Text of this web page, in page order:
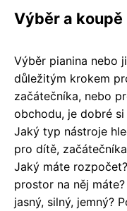
Výběr a koupě
Výběr pianina nebo
důležitým krokem
začátečníka, nebo
obchodu, je dobré
Jaký typ nástroje
pro dítě,
Jaký máte
prostor na něj
jasný, silný, jemný?